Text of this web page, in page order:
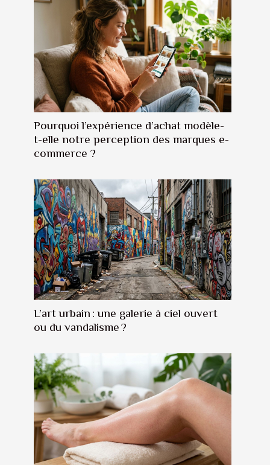
Pourquoi l’expérience d’achat modèle-
t-elle notre perception des marques e-
commerce ?
L’art urbain : une galerie à ciel ouvert
ou du vandalisme ?